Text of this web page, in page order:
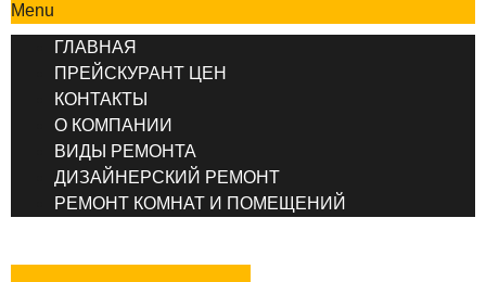
Menu
ГЛАВНАЯ
ПРЕЙСКУРАНТ ЦЕН
КОНТАКТЫ
О КОМПАНИИ
ВИДЫ РЕМОНТА
ДИЗАЙНЕРСКИЙ РЕМОНТ
РЕМОНТ КОМНАТ И ПОМЕЩЕНИЙ